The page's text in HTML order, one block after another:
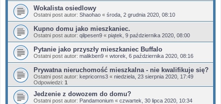
Wokalista osiedlowy
Ostatni post autor: Shaohao « środa, 2 grudnia 2020, 08:10
Kupno domu jako mieszkaniec.
Ostatni post autor: qilpesen9 « piątek, 9 października 2020, 08:00
Pytanie jako przyszły mieszkaniec Buffalo
Ostatni post autor: malikben9 « wtorek, 6 października 2020, 08:16
Prywatna nieruchomość mieszkalna - nie kwalifikuje się?
Ostatni post autor: kepricorns3 « niedziela, 23 sierpnia 2020, 17:49
Odpowiedzi: 1
Jedzenie z dowozem do domu?
Ostatni post autor: Pandamonium « czwartek, 30 lipca 2020, 10:34